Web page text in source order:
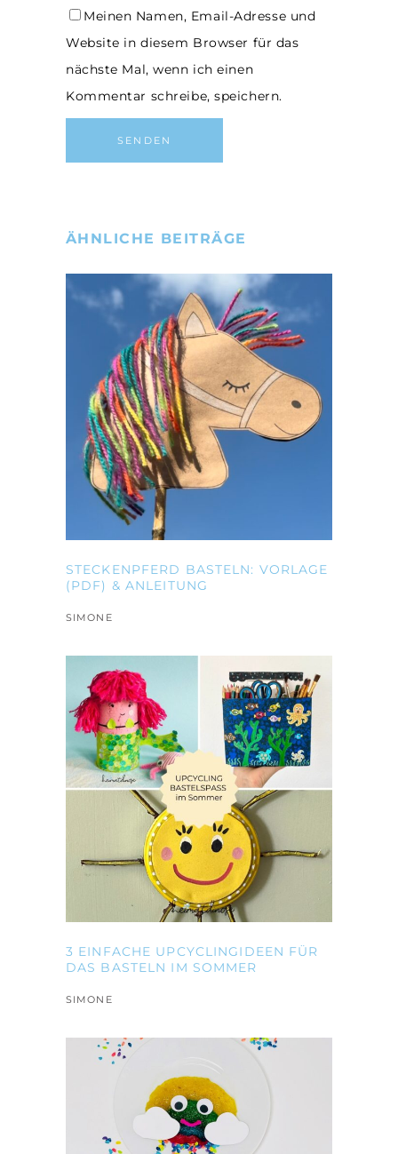
Meinen Namen, Email-Adresse und
Website in diesem Browser für das
nächste Mal, wenn ich einen
Kommentar schreibe, speichern.
ÄHNLICHE BEITRÄGE
STECKENPFERD BASTELN: VORLAGE
(PDF) & ANLEITUNG
SIMONE
3 EINFACHE UPCYCLINGIDEEN FÜR
DAS BASTELN IM SOMMER
SIMONE